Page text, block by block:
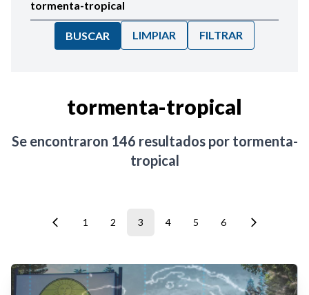
BUSCAR LIMPIAR FILTRAR
tormenta-tropical
Se encontraron 146 resultados por tormenta-
tropical
1 2 3 4 5 6